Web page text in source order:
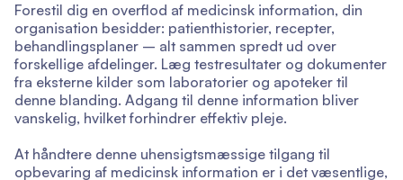
Forestil dig en overflod af medicinsk information, din
organisation besidder: patienthistorier, recepter,
behandlingsplaner – alt sammen spredt ud over
forskellige afdelinger. Læg testresultater og dokumenter
fra eksterne kilder som laboratorier og apoteker til
denne blanding. Adgang til denne information bliver
vanskelig, hvilket forhindrer effektiv pleje.
At håndtere denne uhensigtsmæssige tilgang til
opbevaring af medicinsk information er i det væsentlige,